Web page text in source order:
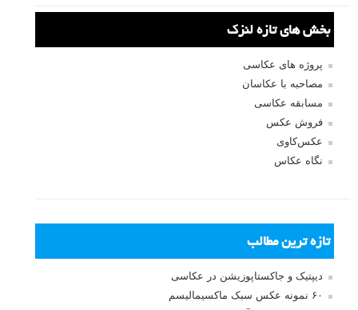
بخش های تازه لنزک
پروژه های عکاسی
مصاحبه با عکاسان
مسابقه عکاسی
فروش عکس
عکس‌کاوی
نگاه عکاس
تازه ترین مطالب
دیپتیک و جاکستا‌پوزیشن در عکاسی
۶۰ نمونه عکس سبک ماکسیمالیسم